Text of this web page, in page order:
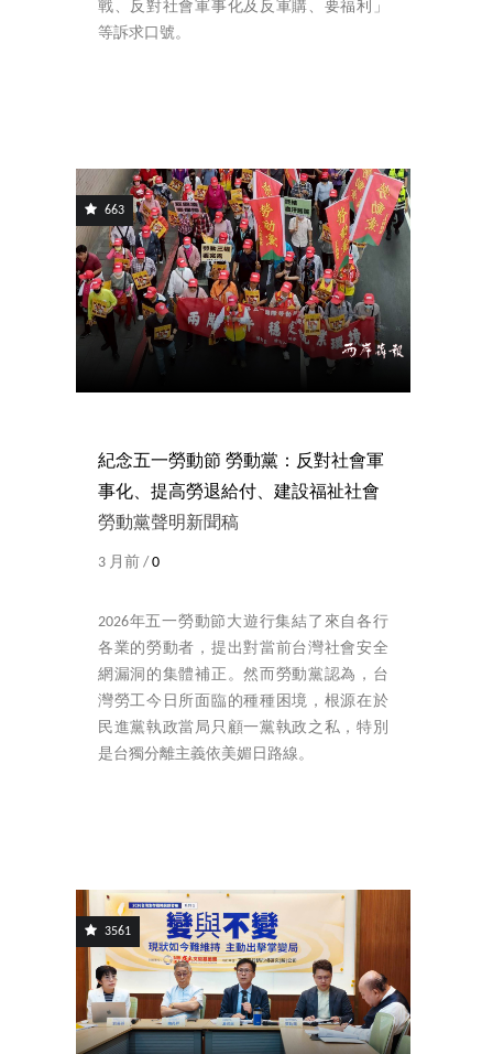
戰、反對社會軍事化及反軍購、要福利」
等訴求口號。
663
紀念五一勞動節 勞動黨：反對社會軍
事化、提高勞退給付、建設福祉社會
勞動黨聲明新聞稿
3 月前 /0
2026年五一勞動節大遊行集結了來自各行
各業的勞動者，提出對當前台灣社會安全
網漏洞的集體補正。然而勞動黨認為，台
灣勞工今日所面臨的種種困境，根源在於
民進黨執政當局只顧一黨執政之私，特別
是台獨分離主義依美媚日路線。
3561